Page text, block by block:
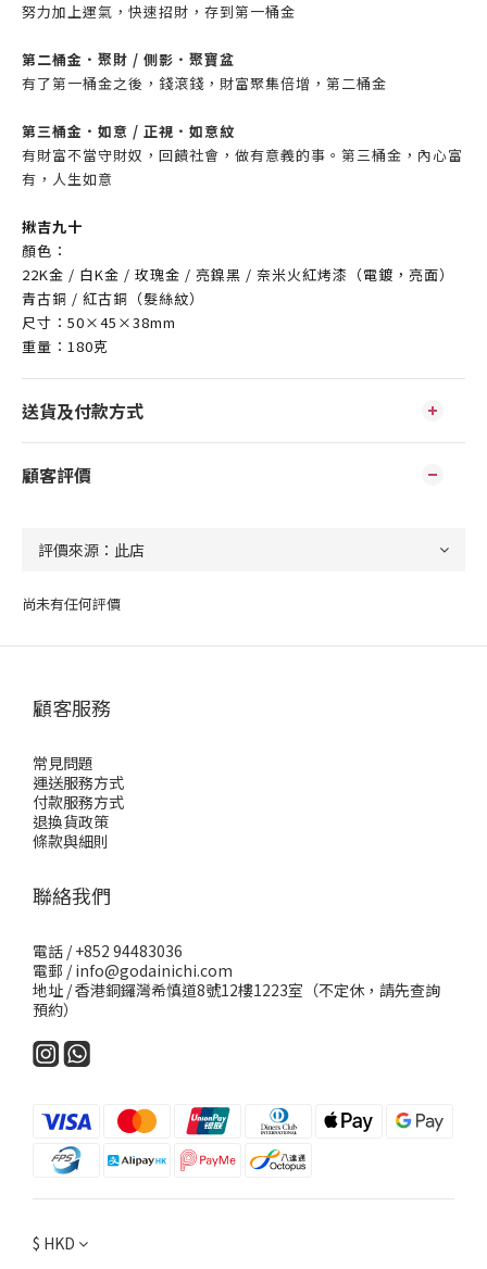
努力加上運氣，快速招財，存到第一桶金
第二桶金．聚財 / 側影．聚寶盆
有了第一桶金之後，錢滾錢，財富聚集倍增，第二桶金
第三桶金．如意 / 正視．如意紋
有財富不當守財奴，回饋社會，做有意義的事。第三桶金，內心富
有，人生如意
揪吉九十
顏色：
22K金 / 白K金 / 玫瑰金 / 亮鎳黑 / 奈米火紅烤漆（電鍍，亮面）
青古銅 / 紅古銅（髮絲紋）
尺寸：50×45×38mm
重量：180克
送貨及付款方式
顧客評價
尚未有任何評價
顧客服務
常見問題
運送服務方式
付款服務方式
退換貨政策
條款與細則
聯絡我們
電話 / +852 94483036
電郵 / info@godainichi.com
地址 / 香港銅鑼灣希慎道8號12樓1223室（不定休，請先查詢
預約）
$ HKD